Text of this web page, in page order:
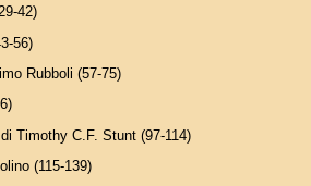
42)
56)
Rubboli (57-75)
di Timothy C.F. Stunt (97-114)
(115-139)